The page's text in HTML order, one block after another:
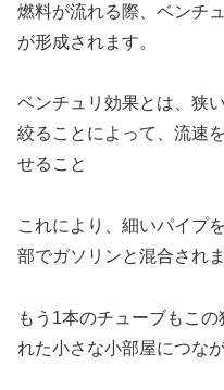
燃料が流れる際、ベンチ
が形成されます。
ベンチュリ効果とは、狭
絞ることによって、流速
せること
これにより、細いパイプ
部でガソリンと混合されま
もう1本のチューブもこ
れた小さな小部屋につな